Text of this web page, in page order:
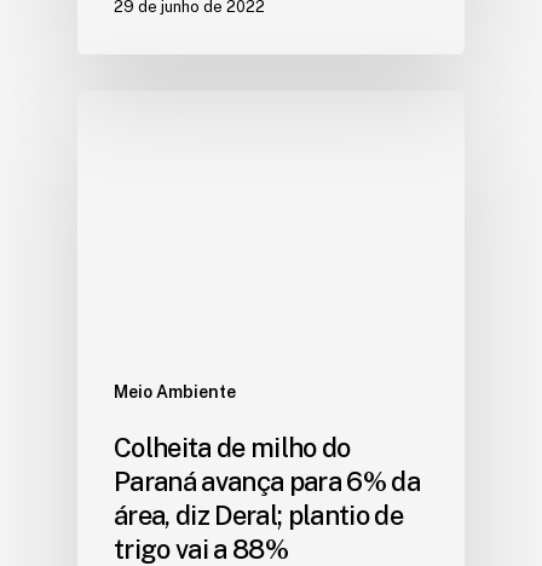
29 de junho de 2022
Meio Ambiente
Colheita de milho do
Paraná avança para 6% da
área, diz Deral; plantio de
trigo vai a 88%